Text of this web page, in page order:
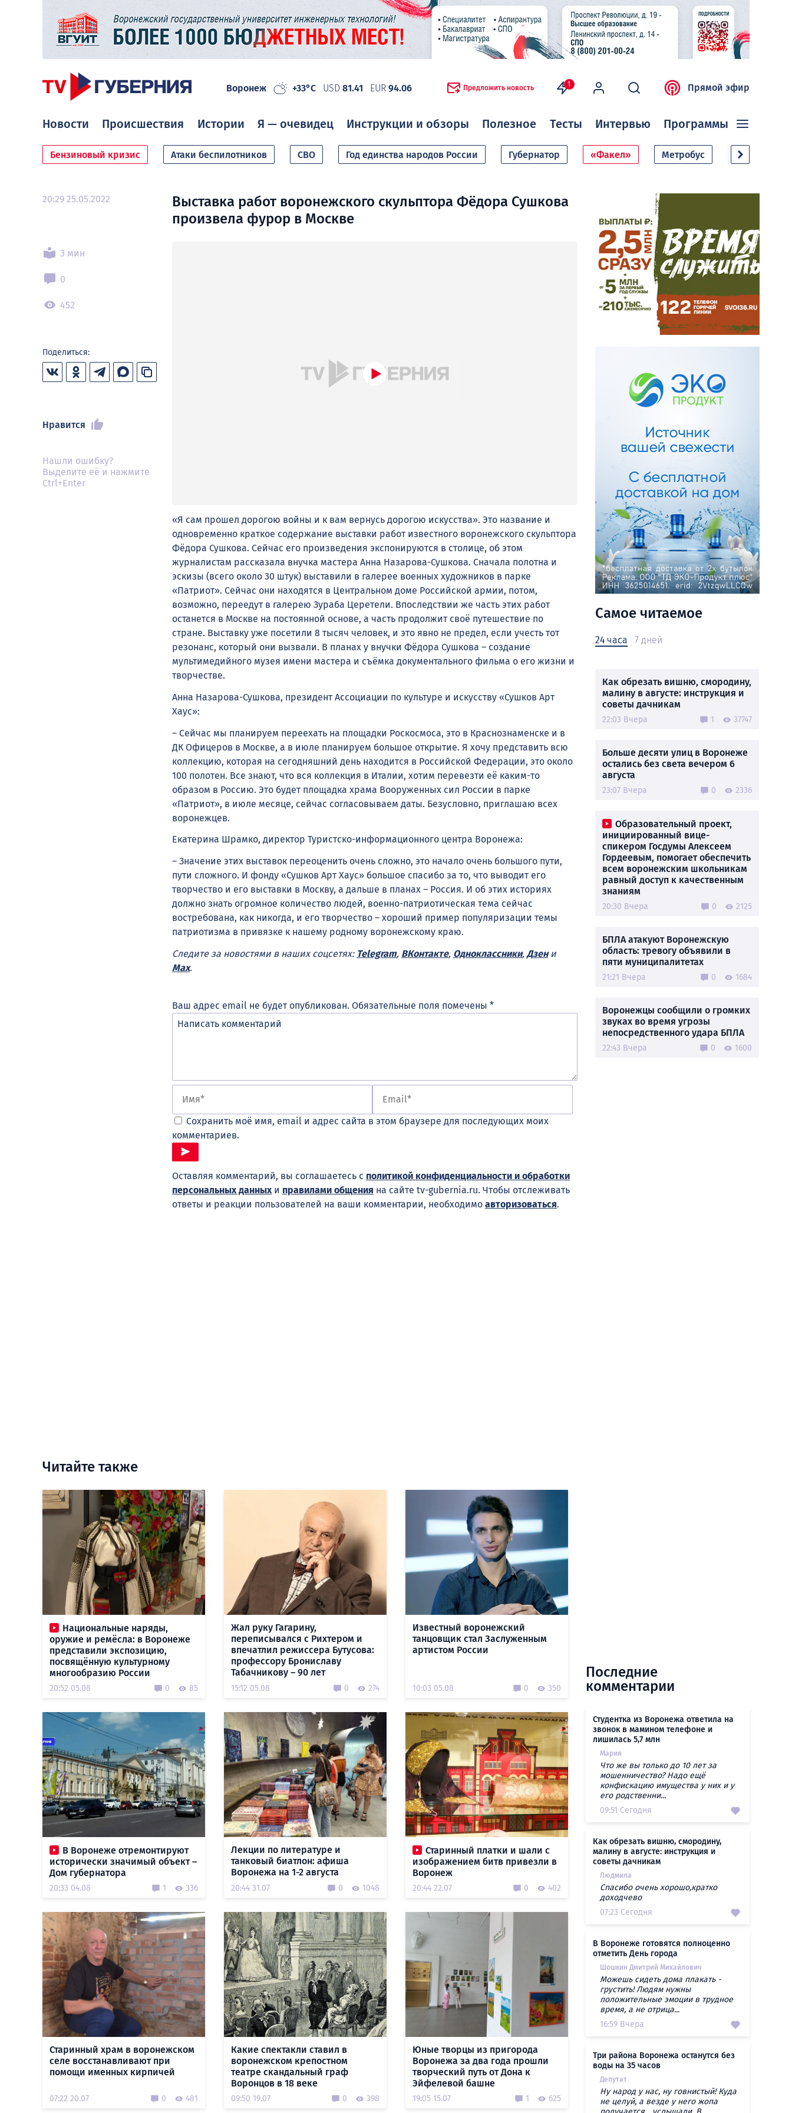
Воронеж +33°C USD 81.41 EUR 94.06 Предложить новость 1 Прямой эфир
Новости Происшествия Истории Я — очевидец Инструкции и обзоры Полезное Тесты Интервью Программы
Бензиновый кризис Атаки беспилотников СВО Год единства народов России Губернатор «Факел» Метробус Дачный
20:29 25.05.2022
3 мин
0
452
Поделиться:
Нравится
Нашли ошибку?
Выделите её и нажмите
Ctrl+Enter
Выставка работ воронежского скульптора Фёдора Сушкова
произвела фурор в Москве
«Я сам прошел дорогою войны и к вам вернусь дорогою искусства». Это название и
одновременно краткое содержание выставки работ известного воронежского скульптора
Фёдора Сушкова. Сейчас его произведения экспонируются в столице, об этом
журналистам рассказала внучка мастера Анна Назарова-Сушкова. Сначала полотна и
эскизы (всего около 30 штук) выставили в галерее военных художников в парке
«Патриот». Сейчас они находятся в Центральном доме Российской армии, потом,
возможно, переедут в галерею Зураба Церетели. Впоследствии же часть этих работ
останется в Москве на постоянной основе, а часть продолжит своё путешествие по
стране. Выставку уже посетили 8 тысяч человек, и это явно не предел, если учесть тот
резонанс, который они вызвали. В планах у внучки Фёдора Сушкова – создание
мультимедийного музея имени мастера и съёмка документального фильма о его жизни и
творчестве.
Анна Назарова-Сушкова, президент Ассоциации по культуре и искусству «Сушков Арт
Хаус»:
– Сейчас мы планируем переехать на площадки Роскосмоса, это в Краснознаменске и в
ДК Офицеров в Москве, а в июле планируем большое открытие. Я хочу представить всю
коллекцию, которая на сегодняшний день находится в Российской Федерации, это около
100 полотен. Все знают, что вся коллекция в Италии, хотим перевезти её каким-то
образом в Россию. Это будет площадка храма Вооруженных сил России в парке
«Патриот», в июле месяце, сейчас согласовываем даты. Безусловно, приглашаю всех
воронежцев.
Екатерина Шрамко, директор Туристско-информационного центра Воронежа:
– Значение этих выставок переоценить очень сложно, это начало очень большого пути,
пути сложного. И фонду «Сушков Арт Хаус» большое спасибо за то, что выводит его
творчество и его выставки в Москву, а дальше в планах – Россия. И об этих историях
должно знать огромное количество людей, военно-патриотическая тема сейчас
востребована, как никогда, и его творчество – хороший пример популяризации темы
патриотизма в привязке к нашему родному воронежскому краю.
Следите за новостями в наших соцсетях: Telegram, ВКонтакте, Одноклассники, Дзени
Max.
Ваш адрес email не будет опубликован. Обязательные поля помечены *
Сохранить моё имя, email и адрес сайта в этом браузере для последующих моих
комментариев.
Оставляя комментарий, вы соглашаетесь с политикой конфиденциальности и обработки
персональных данных и правилами общения на сайте tv-gubernia.ru. Чтобы отслеживать
ответы и реакции пользователей на ваши комментарии, необходимо авторизоваться.
Самое читаемое
24 часа 7 дней
Как обрезать вишню, смородину,
малину в августе: инструкция и
советы дачникам
22:03 Вчера 1 37747
Больше десяти улиц в Воронеже
остались без света вечером 6
августа
23:07 Вчера 0 2336
Образовательный проект,
инициированный вице-
спикером Госдумы Алексеем
Гордеевым, помогает обеспечить
всем воронежским школьникам
равный доступ к качественным
знаниям
20:30 Вчера 0 2125
БПЛА атакуют Воронежскую
область: тревогу объявили в
пяти муниципалитетах
21:21 Вчера 0 1684
Воронежцы сообщили о громких
звуках во время угрозы
непосредственного удара БПЛА
22:43 Вчера 0 1600
Читайте также
Национальные наряды,
оружие и ремёсла: в Воронеже
представили экспозицию,
посвящённую культурному
многообразию России
20:52 05.08 0 85
Жал руку Гагарину,
переписывался с Рихтером и
впечатлил режиссера Бутусова:
профессору Брониславу
Табачникову – 90 лет
15:12 05.08 0 274
Известный воронежский
танцовщик стал Заслуженным
артистом России
10:03 05.08 0 350
В Воронеже отремонтируют
исторически значимый объект –
Дом губернатора
20:33 04.08 1 336
Лекции по литературе и
танковый биатлон: афиша
Воронежа на 1-2 августа
20:44 31.07 0 1048
Старинный платки и шали с
изображением битв привезли в
Воронеж
20:44 22.07 0 402
Старинный храм в воронежском
селе восстанавливают при
помощи именных кирпичей
07:22 20.07 0 481
Какие спектакли ставил в
воронежском крепостном
театре скандальный граф
Воронцов в 18 веке
09:50 19.07 0 398
Юные творцы из пригорода
Воронежа за два года прошли
творческий путь от Дона к
Эйфелевой башне
19:05 15.07 1 625
Последние
комментарии
Студентка из Воронежа ответила на
звонок в мамином телефоне и
лишилась 5,7 млн
Мария
Что же вы только до 10 лет за
мошенничество? Надо ещё
конфискацию имущества у них и у
его родственни...
09:51 Сегодня
Как обрезать вишню, смородину,
малину в августе: инструкция и
советы дачникам
Людмила
Спасибо очень хорошо,кратко
доходчево
07:23 Сегодня
В Воронеже готовятся полноценно
отметить День города
Шошкин Дмитрий Михайлович
Можешь сидеть дома плакать -
грустить! Людям нужны
положительные эмоции в трудное
время, а не отрица...
16:59 Вчера
Три района Воронежа останутся без
воды на 35 часов
Депутат
Ну народ у нас, ну говнистый! Куда
не целуй, а везде у него жопа